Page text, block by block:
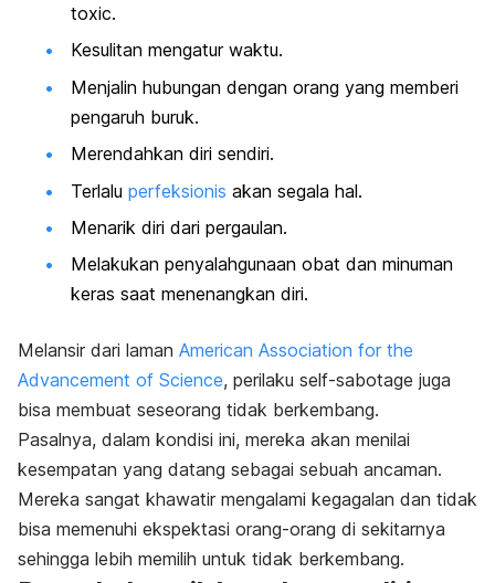
toxic.
Kesulitan mengatur waktu.
Menjalin hubungan dengan orang yang memberi
pengaruh buruk.
Merendahkan diri sendiri.
Terlalu perfeksionis akan segala hal.
Menarik diri dari pergaulan.
Melakukan penyalahgunaan obat dan minuman
keras saat menenangkan diri.
Melansir dari laman American Association for the
Advancement of Science, perilaku self-sabotage juga
bisa membuat seseorang tidak berkembang.
Pasalnya, dalam kondisi ini, mereka akan menilai
kesempatan yang datang sebagai sebuah ancaman.
Mereka sangat khawatir mengalami kegagalan dan tidak
bisa memenuhi ekspektasi orang-orang di sekitarnya
sehingga lebih memilih untuk tidak berkembang.